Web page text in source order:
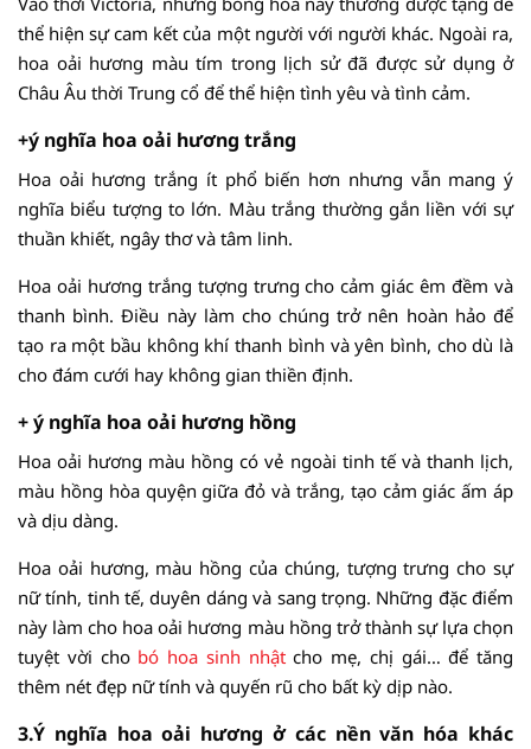
thể hiện sự cam kết của một người với người khác. Ngoài ra,
hoa oải hương màu tím trong lịch sử đã được sử dụng ở
Châu Âu thời Trung cổ để thể hiện tình yêu và tình cảm.
+ý nghĩa hoa oải hương trắng
Hoa oải hương trắng ít phổ biến hơn nhưng vẫn mang ý
nghĩa biểu tượng to lớn. Màu trắng thường gắn liền với sự
thuần khiết, ngây thơ và tâm linh.
Hoa oải hương trắng tượng trưng cho cảm giác êm đềm và
thanh bình. Điều này làm cho chúng trở nên hoàn hảo để
tạo ra một bầu không khí thanh bình và yên bình, cho dù là
cho đám cưới hay không gian thiền định.
+ ý nghĩa hoa oải hương hồng
Hoa oải hương màu hồng có vẻ ngoài tinh tế và thanh lịch,
màu hồng hòa quyện giữa đỏ và trắng, tạo cảm giác ấm áp
và dịu dàng.
Hoa oải hương, màu hồng của chúng, tượng trưng cho sự
nữ tính, tinh tế, duyên dáng và sang trọng. Những đặc điểm
này làm cho hoa oải hương màu hồng trở thành sự lựa chọn
tuyệt vời cho bó hoa sinh nhật cho mẹ, chị gái… để tăng
thêm nét đẹp nữ tính và quyến rũ cho bất kỳ dịp nào.
3.Ý nghĩa hoa oải hương ở các nền văn hóa khác